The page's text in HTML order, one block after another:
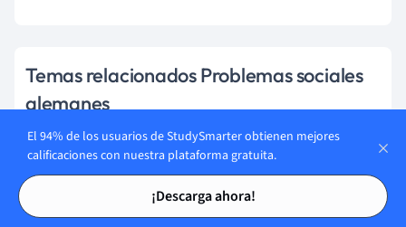
Tarjetas de estudio
Tarjetas de estudio
Temas relacionados Problemas sociales
alemanes
Historia (Alemán)
Literatura de Alemán
El 94% de los usuarios de StudySmarter obtienen mejores
calificaciones con nuestra plataforma gratuita.
¡Descarga ahora!